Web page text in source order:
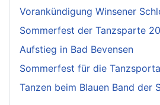
Vorankündigung Winsener
Sommerfest der Tanzsparte
Aufstieg in Bad Bevensen
Sommerfest für die
Tanzen beim Blauen Band der